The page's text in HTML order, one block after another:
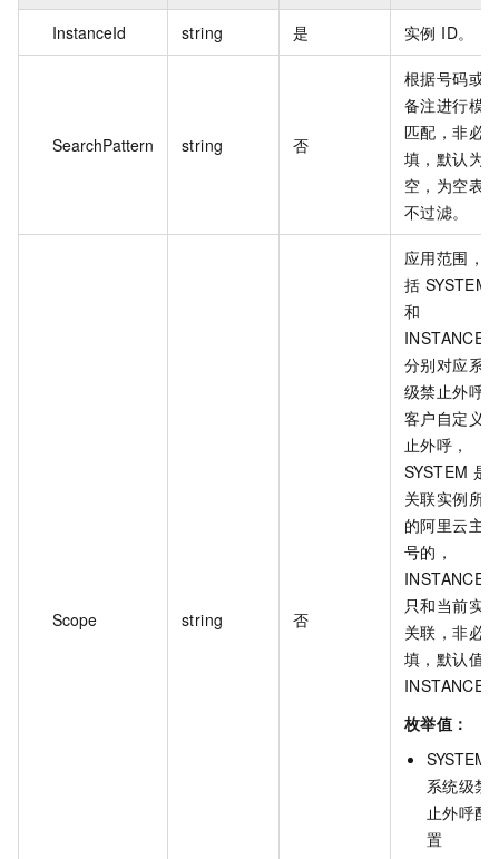
InstanceId string 是 实例 ID。
SearchPattern string 否
根据号码或
备注进行模
匹配，非必
填，默认为
空，为空表
不过滤。
Scope string 否
应用范围，
括 SYSTEM
和
INSTANCE
分别对应系
级禁止外呼
客户自定义
止外呼，
SYSTEM 是
关联实例所
的阿里云主
号的，
INSTANCE
只和当前实
关联，非必
填，默认值
INSTANCE
枚举值：
SYSTEM :
系统级禁
止外呼配
置